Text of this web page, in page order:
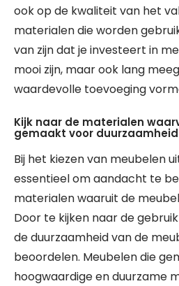
ook op de kwaliteit van het
materialen die worden
van zijn dat je investeert in
mooi zijn, maar ook lang
waardevolle toevoeging
Kijk naar de materialen
gemaakt voor duurzaamheid
Bij het kiezen van meubelen
essentieel om aandacht te
materialen waaruit de
Door te kijken naar de
de duurzaamheid van de
beoordelen. Meubelen die
hoogwaardige en duurzame